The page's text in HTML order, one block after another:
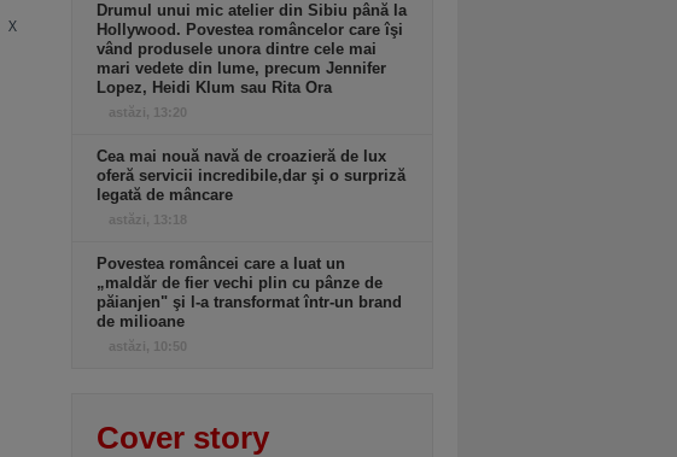
X
Drumul unui mic atelier din Sibiu până la
Hollywood. Povestea româncelor care îşi
vând produsele unora dintre cele mai
mari vedete din lume, precum Jennifer
Lopez, Heidi Klum sau Rita Ora
astăzi, 13:20
Cea mai nouă navă de croazieră de lux
oferă servicii incredibile,dar şi o surpriză
legată de mâncare
astăzi, 13:18
Povestea româncei care a luat un
„maldăr de fier vechi plin cu pânze de
păianjen" şi l-a transformat într-un brand
de milioane
astăzi, 10:50
Cover story